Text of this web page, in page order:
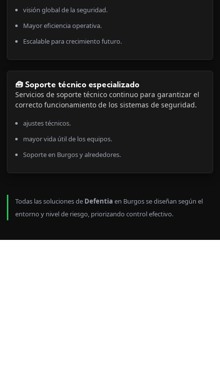
visión global de la seguridad.
Mayor eficiencia operativa.
Escalable para crecimiento futuro.
🧰 Soporte técnico especializado
Servicios de soporte técnico continuo para garantizar el
correcto funcionamiento de los sistemas de seguridad.
ajustes técnicos.
mayor vida útil de los equipos.
Soporte en Burgos y alrededores.
Todas las soluciones de Defentia en Burgos se diseñan según el
entorno y nivel de riesgo, priorizando control efectivo.